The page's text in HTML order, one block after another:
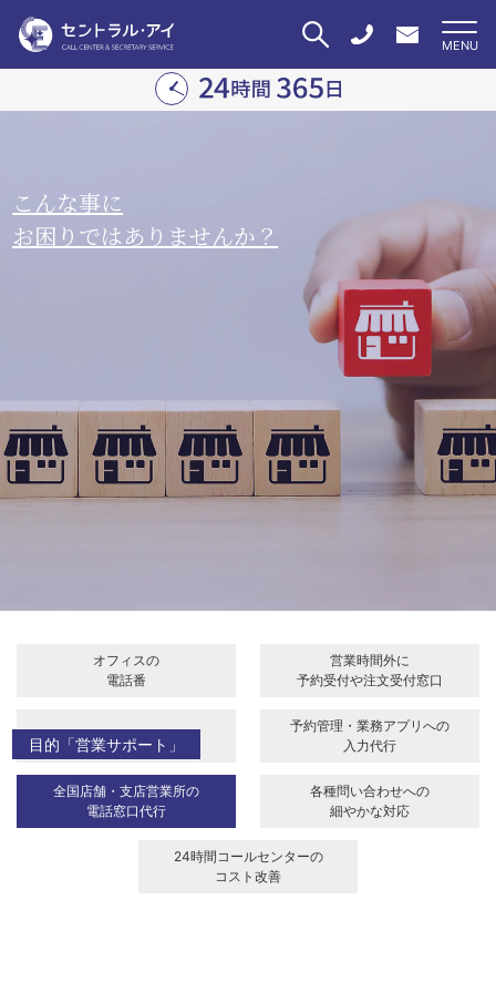
こんな事に
お困りではありませんか？
目的「営業サポート」
電話番
営業時間外に
予約受付や注文受付窓口
多量な電話への対策
予約管理・業務アプリへの
入力代行
全国店舗・支店営業所の
電話窓口代行
各種問い合わせへの
細やかな対応
24時間コールセンターの
コスト改善